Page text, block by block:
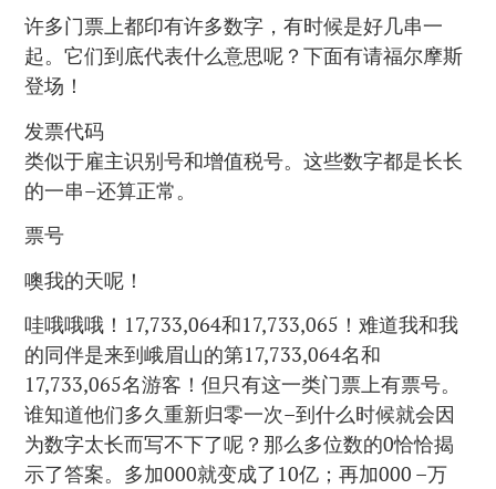
许多门票上都印有许多数字，有时候是好几串一
起。它们到底代表什么意思呢？下面有请福尔摩斯
登场！
发票代码
类似于雇主识别号和增值税号。这些数字都是长长
的一串–还算正常。
票号
噢我的天呢！
哇哦哦哦！17,733,064和17,733,065！难道我和我
的同伴是来到峨眉山的第17,733,064名和
17,733,065名游客！但只有这一类门票上有票号。
谁知道他们多久重新归零一次–到什么时候就会因
为数字太长而写不下了呢？那么多位数的0恰恰揭
示了答案。多加000就变成了10亿；再加000 –万